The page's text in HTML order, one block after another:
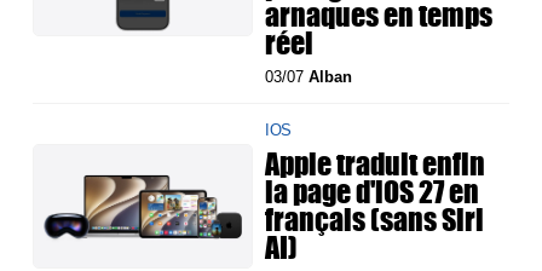
arnaques en temps
réel
03/07Alban
IOS
Apple traduit enfin
la page d'iOS 27 en
français (sans Siri
AI)